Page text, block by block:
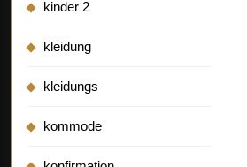
kinder 2
kleidung
kleidungs
kommode